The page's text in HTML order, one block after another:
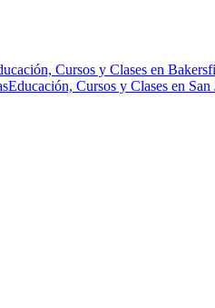
Cursos y Clases en
Educación, Cursos y Clases en San